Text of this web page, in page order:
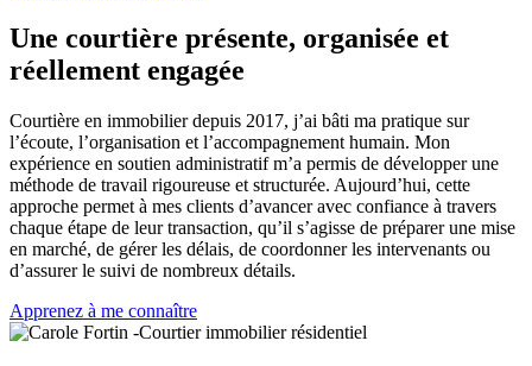
Une courtière présente, organisée et
réellement engagée
Courtière en immobilier depuis 2017, j’ai bâti ma pratique sur
l’écoute, l’organisation et l’accompagnement humain. Mon
expérience en soutien administratif m’a permis de développer une
méthode de travail rigoureuse et structurée. Aujourd’hui, cette
approche permet à mes clients d’avancer avec confiance à travers
chaque étape de leur transaction, qu’il s’agisse de préparer une mise
en marché, de gérer les délais, de coordonner les intervenants ou
d’assurer le suivi de nombreux détails.
Apprenez à me connaître